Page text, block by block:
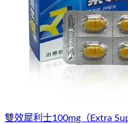
雙效犀利士100mg（Extra